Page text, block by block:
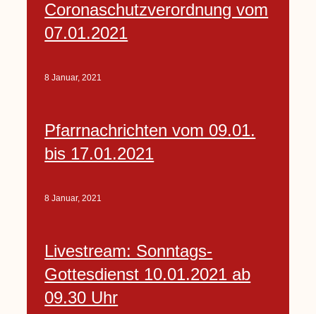
Coronaschutzverordnung vom
07.01.2021
8 Januar, 2021
Pfarrnachrichten vom 09.01.
bis 17.01.2021
8 Januar, 2021
Livestream: Sonntags-
Gottesdienst 10.01.2021 ab
09.30 Uhr